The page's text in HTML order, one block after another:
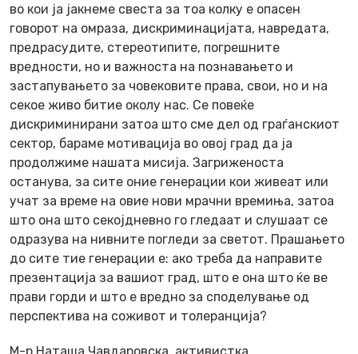
во кои ја јакнеме свеста за тоа колку е опасен
говорот на омраза, дискриминацијата, навредата,
предрасудите, стереотипите, погрешните
вредности, но и важноста на познавањето и
застапувањето за човековите права, свои, но и на
секое живо битие околу нас. Се повеќе
дискриминирани затоа што сме дел од граѓанскиот
сектор, бараме мотивација во овој град да ја
продолжиме нашата мисија. Загриженоста
останува, за сите оние генерации кои живеат или
учат за време на овие нови мрачни времиња, затоа
што она што секојдневно го гледаат и слушаат се
одразува на нивните погледи за светот. Прашањето
до сите тие генерации е: ако треба да направите
презентација за вашиот град, што е она што ќе ве
прави горди и што е вредно за споделување од
перспектива на соживот и толеранција?